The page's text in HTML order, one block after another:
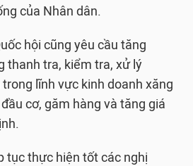
của Nhân dân.
hội cũng yêu cầu tăng
thanh tra, kiểm tra, xử lý
lĩnh vực kinh doanh xăng
cơ, găm hàng và tăng giá
tục thực hiện tốt các nghị